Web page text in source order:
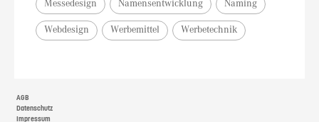
Messedesign Namensentwicklung Naming
Webdesign Werbemittel Werbetechnik
AGB
Datenschutz
Impressum